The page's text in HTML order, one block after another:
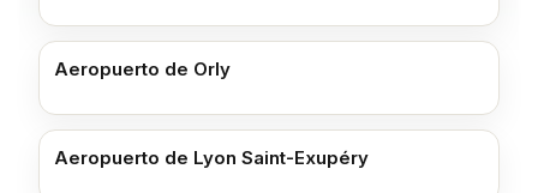
Aeropuerto de Orly
Aeropuerto de Lyon Saint-Exupéry